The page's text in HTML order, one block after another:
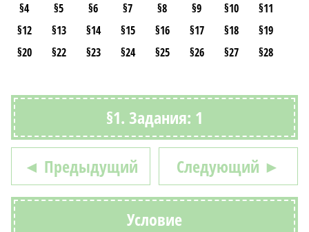
§4 §5 §6 §7 §8 §9 §10
§11
§12
§13 §14 §15 §16 §17 §18
§19
§20
§22 §23 §24 §25 §26 §27 §28
§1. Задания: 1
◄ Предыдущий Следующий ►
Условие